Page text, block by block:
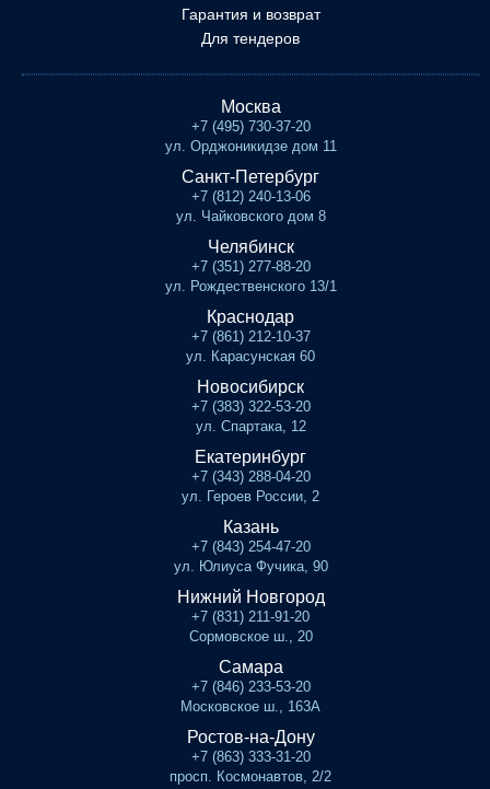
Гарантия и возврат
Для тендеров
Москва
+7 (495) 730-37-20
ул. Орджоникидзе дом 11
Санкт-Петербург
+7 (812) 240-13-06
ул. Чайковского дом 8
Челябинск
+7 (351) 277-88-20
ул. Рождественского 13/1
Краснодар
+7 (861) 212-10-37
ул. Карасунская 60
Новосибирск
+7 (383) 322-53-20
ул. Спартака, 12
Екатеринбург
+7 (343) 288-04-20
ул. Героев России, 2
Казань
+7 (843) 254-47-20
ул. Юлиуса Фучика, 90
Нижний Новгород
+7 (831) 211-91-20
Сормовское ш., 20
Самара
+7 (846) 233-53-20
Московское ш., 163А
Ростов-на-Дону
+7 (863) 333-31-20
просп. Космонавтов, 2/2